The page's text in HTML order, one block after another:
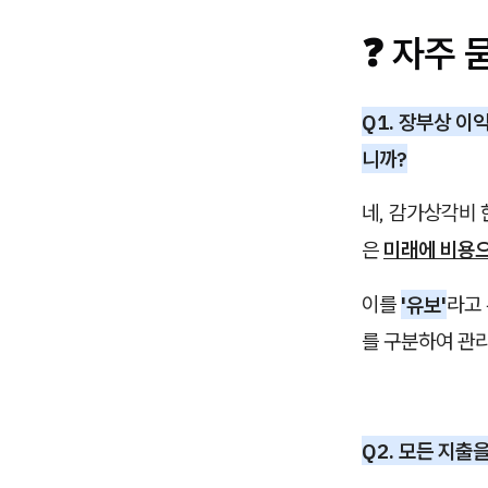
❓ 자주
Q1. 장부상 이
니까?
네, 감가상각비
은 미래에 비용
이를 '유보'라고
를 구분하여 관
Q2. 모든 지출